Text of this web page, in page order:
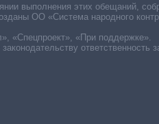
выполнения этих обещаний,
ОО «Система народного
«Спецпроект», «При поддержке».
ответственность